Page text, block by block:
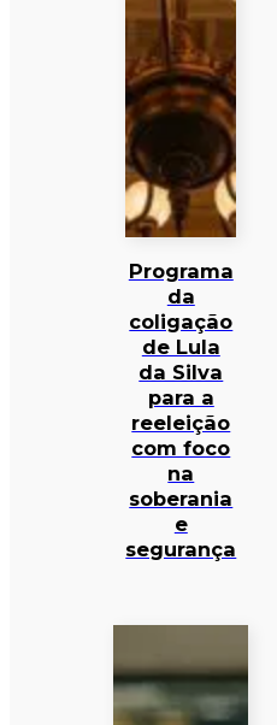
Programa
da
coligação
de Lula
da Silva
para a
reeleição
com foco
na
soberania
e
segurança